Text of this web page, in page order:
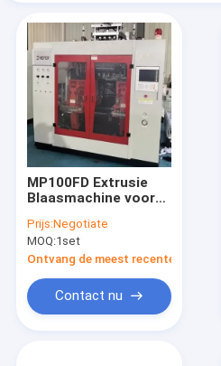
MP100FD Extrusie
Blaasmachine voor
Prijs:Negotiate
MOQ:1set
Ontvang de meest recente Prijs
Contact nu